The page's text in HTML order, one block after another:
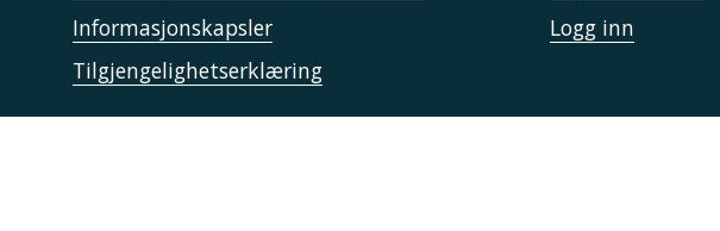
Informasjonskapsler
Tilgjengelighetserklæring
Logg inn